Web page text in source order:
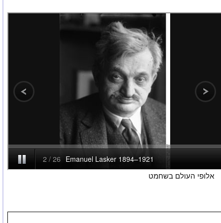
העולם בשחמט